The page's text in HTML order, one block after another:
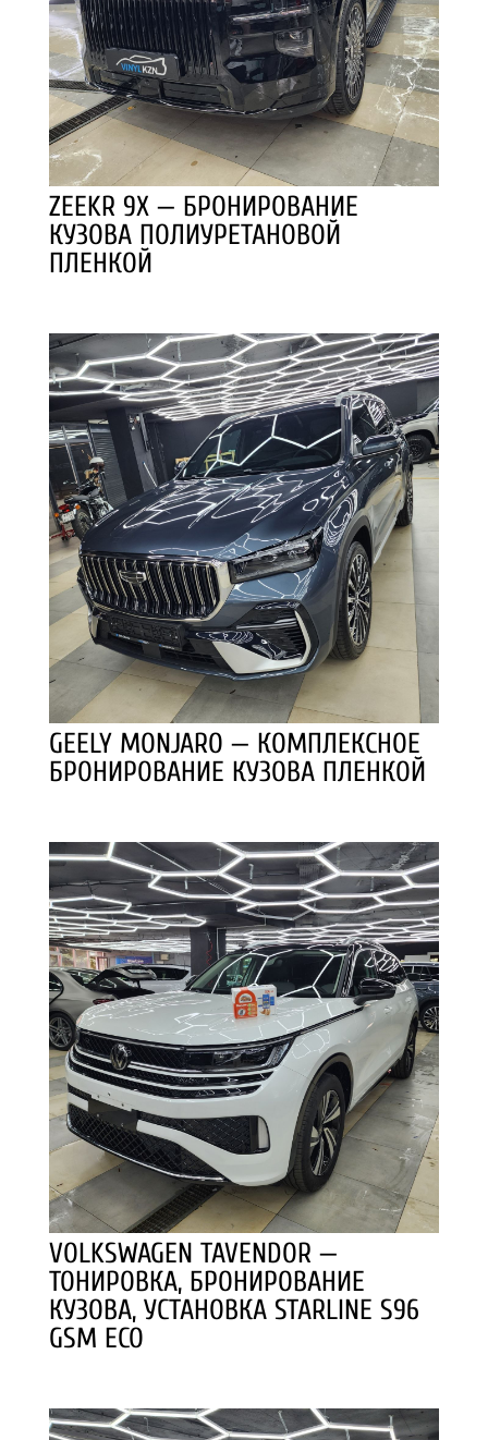
ZEEKR 9X — БРОНИРОВАНИЕ
КУЗОВА ПОЛИУРЕТАНОВОЙ
ПЛЕНКОЙ
GEELY MONJARO — КОМПЛЕКСНОЕ
БРОНИРОВАНИЕ КУЗОВА ПЛЕНКОЙ
VOLKSWAGEN TAVENDOR —
ТОНИРОВКА, БРОНИРОВАНИЕ
КУЗОВА, УСТАНОВКА STARLINE S96
GSM ECO